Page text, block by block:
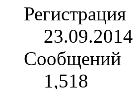
Регистрация
23.09.2014
Сообщений
1,518